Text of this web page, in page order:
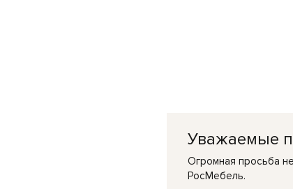
Уважаемые
Огромная просьба
РосМебель.